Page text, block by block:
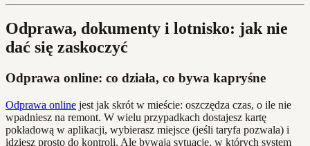
Odprawa, dokumenty i lotnisko: jak nie
dać się zaskoczyć
Odprawa online: co działa, co bywa kapryśne
Odprawa online jest jak skrót w mieście: oszczędza czas, o ile nie
wpadniesz na remont. W wielu przypadkach dostajesz kartę
pokładową w aplikacji, wybierasz miejsce (jeśli taryfa pozwala) i
idziesz prosto do kontroli. Ale bywają sytuacje, w których system